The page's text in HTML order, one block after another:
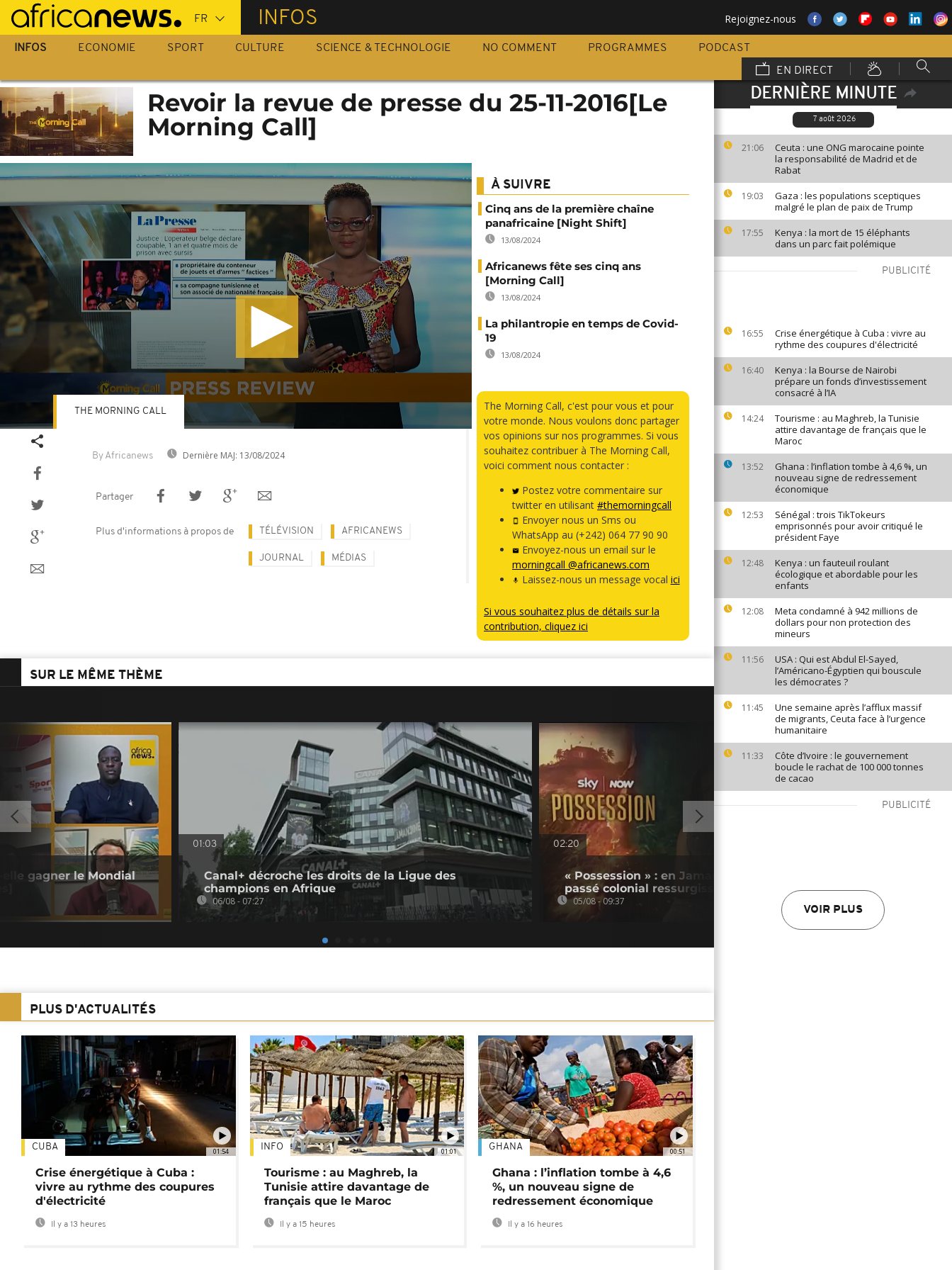
Passer
au
contenu
INFOS Rejoignez-nous
INFOS ECONOMIE SPORT CULTURE SCIENCE & TECHNOLOGIE NO COMMENT PROGRAMMES
PODCAST
EN DIRECT
DERNIÈRE MINUTE
7 août 2026
21:06
Ceuta : une ONG marocaine pointe
la responsabilité de Madrid et de
Rabat
19:03
Gaza : les populations sceptiques
malgré le plan de paix de Trump
17:55
Kenya : la mort de 15 éléphants
dans un parc fait polémique
PUBLICITÉ
16:55
Crise énergétique à Cuba : vivre au
rythme des coupures d'électricité
16:40
Kenya : la Bourse de Nairobi
prépare un fonds d’investissement
consacré à l’IA
14:24
Tourisme : au Maghreb, la Tunisie
attire davantage de français que le
Maroc
13:52
Ghana : l’inflation tombe à 4,6 %, un
nouveau signe de redressement
économique
12:53
Sénégal : trois TikTokeurs
emprisonnés pour avoir critiqué le
président Faye
12:48
Kenya : un fauteuil roulant
écologique et abordable pour les
enfants
12:08
Meta condamné à 942 millions de
dollars pour non protection des
mineurs
11:56
USA : Qui est Abdul El-Sayed,
l’Américano-Égyptien qui bouscule
les démocrates ?
11:45
Une semaine après l’afflux massif
de migrants, Ceuta face à l’urgence
humanitaire
11:33
Côte d’Ivoire : le gouvernement
boucle le rachat de 100 000 tonnes
de cacao
PUBLICITÉ
VOIR PLUS
Revoir la revue de presse du 25-11-2016[Le
Morning Call]
By Africanews Dernière MAJ: 13/08/2024
THE MORNING CALL
Partager
Plus d'informations à propos de TÉLÉVISION AFRICANEWS
JOURNAL MÉDIAS
À SUIVRE
Cinq ans de la première chaîne
panafricaine [Night Shift]
13/08/2024
Africanews fête ses cinq ans
[Morning Call]
13/08/2024
La philantropie en temps de Covid-
19
13/08/2024
The Morning Call, c'est pour vous et pour
votre monde. Nous voulons donc partager
vos opinions sur nos programmes. Si vous
souhaitez contribuer à The Morning Call,
voici comment nous contacter :
Postez votre commentaire sur
twitter en utilisant #themorningcall
Envoyer nous un Sms ou
WhatsApp au (+242) 064 77 90 90
Envoyez-nous un email sur le
morningcall @africanews.com
Laissez-nous un message vocal ici
Si vous souhaitez plus de détails sur la
contribution, cliquez ici
SUR LE MÊME THÈME
gagner le Mondial
01:03
Canal+ décroche les droits de la Ligue des
champions en Afrique
06/08 - 07:27
02:20
« Possession » : en Jamaïque, les fantômes du
passé colonial ressurgissent
05/08 - 09:37
PLUS D'ACTUALITÉS
01:54
CUBA
Crise énergétique à Cuba :
vivre au rythme des coupures
d'électricité
Il y a 13 heures
01:01
INFO
Tourisme : au Maghreb, la
Tunisie attire davantage de
français que le Maroc
Il y a 15 heures
00:51
GHANA
Ghana : l’inflation tombe à 4,6
%, un nouveau signe de
redressement économique
Il y a 16 heures